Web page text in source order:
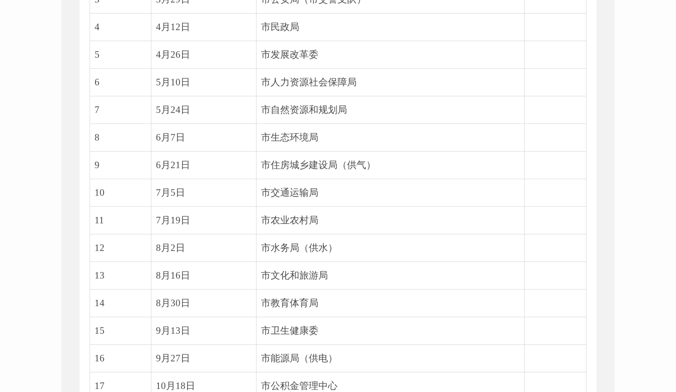
4 4月12日 市民政局
5 4月26日 市发展改革委
6 5月10日 市人力资源社会保障局
7 5月24日 市自然资源和规划局
8 6月7日 市生态环境局
9 6月21日 市住房城乡建设局（供气）
10 7月5日 市交通运输局
11 7月19日 市农业农村局
12 8月2日 市水务局（供水）
13 8月16日 市文化和旅游局
14 8月30日 市教育体育局
15 9月13日 市卫生健康委
16 9月27日 市能源局（供电）
17 10月18日 市公积金管理中心